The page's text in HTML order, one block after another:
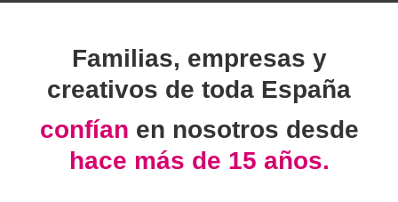
Familias, empresas y
creativos de toda España
confían en nosotros desde
hace más de 15 años.